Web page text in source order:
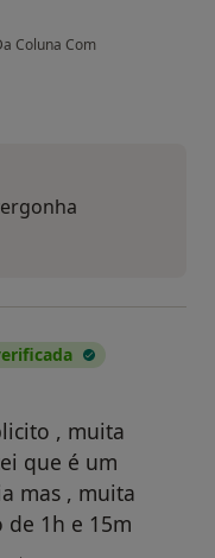
Coluna Com
, muita
que é um
mas , muita
1h e 15m